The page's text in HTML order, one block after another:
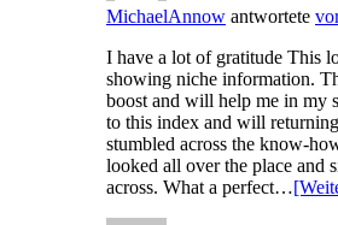
MichaelAnnow antwortete
I have a lot of gratitude This
showing niche information.
boost and will help me in my
to this index and will
stumbled across the know-
looked all over the place and
across. What a perfect…